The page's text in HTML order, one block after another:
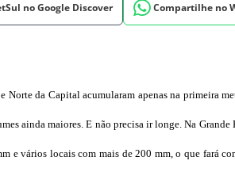
no Google Discover Compartilhe no
da Capital acumularam apenas na primeira
ainda maiores. E não precisa ir longe. Na Grande
e vários locais com mais de 200 mm, o que fará